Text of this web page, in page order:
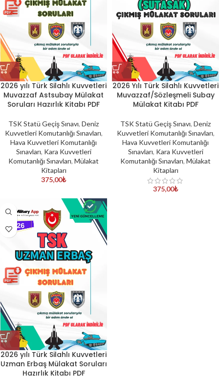
2026 yılı Türk Silahlı Kuvvetleri
Muvazzaf Astsubay Mülakat
Soruları Hazırlık Kitabı PDF
TSK Statü Geçiş Sınavı, Deniz
Kuvvetleri Komutanlığı Sınavları,
Hava Kuvvetleri Komutanlığı
Sınavları, Kara Kuvvetleri
Komutanlığı Sınavları, Mülakat
Kitapları
375,00₺
2026 Yılı Türk Silahlı Kuvvetleri
Muvazzaf/Sözleşmeli Subay
Mülakat Kitabı PDF
TSK Statü Geçiş Sınavı, Deniz
Kuvvetleri Komutanlığı Sınavları,
Hava Kuvvetleri Komutanlığı
Sınavları, Kara Kuvvetleri
Komutanlığı Sınavları, Mülakat
Kitapları
375,00₺
2026 yılı Türk Silahlı Kuvvetleri
Uzman Erbaş Mülakat Soruları
Hazırlık Kitabı PDF